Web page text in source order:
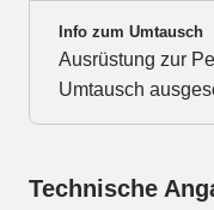
Info zum Umtausch
Ausrüstung zur
Umtausch
Technische